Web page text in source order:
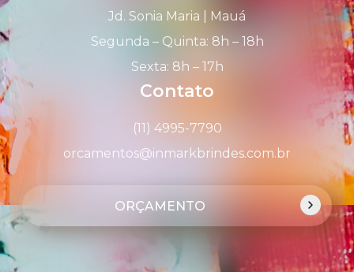
Jd. Sonia Maria | Mauá
Segunda – Quinta: 8h – 18h
Sexta: 8h – 17h
Contato
(11) 4995-7790
orcamentos@inmarkbrindes.com.br
ORÇAMENTO